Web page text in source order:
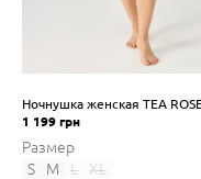
Ночнушка женская TEA
1 199 грн
Размер
S
M L XL